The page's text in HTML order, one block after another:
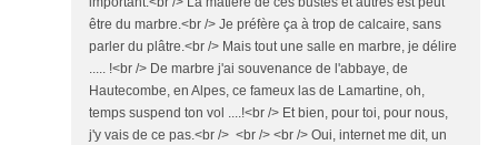
être du marbre.<br /> Je préfère ça à trop de calcaire, sans
parler du plâtre.<br /> Mais tout une salle en marbre, je délire
..... !<br /> De marbre j'ai souvenance de l'abbaye, de
Hautecombe, en Alpes, ce fameux las de Lamartine, oh,
temps suspend ton vol ....!<br /> Et bien, pour toi, pour nous,
j'y vais de ce pas.<br /> <br /> <br /> Oui, internet me dit, un